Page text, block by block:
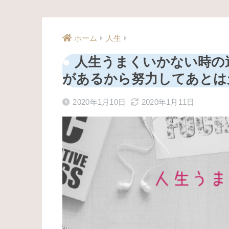
ホーム 人生
人生うまくいかない時
があるから努力してあと
2020年1月10日 2020年1月11日